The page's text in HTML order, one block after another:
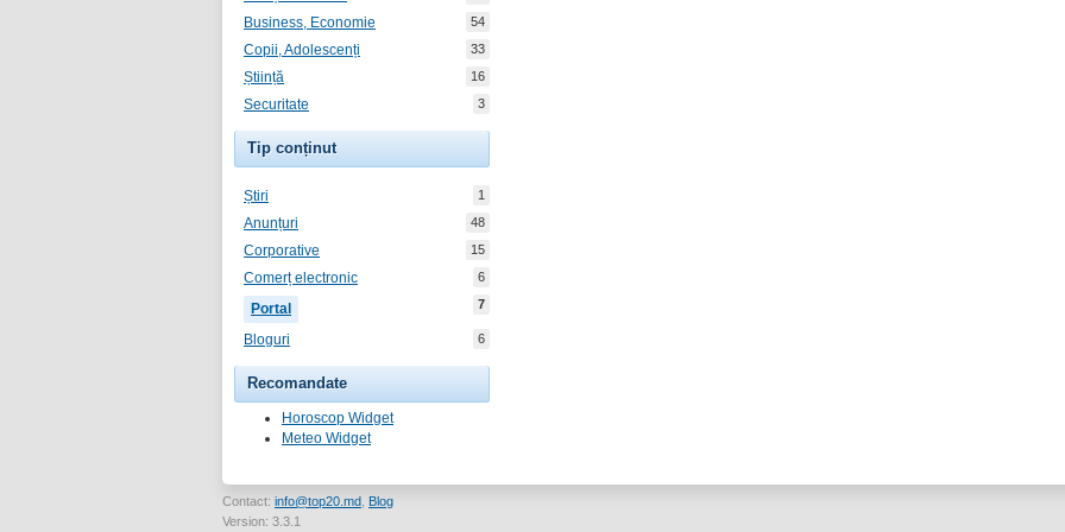
Business, Economie 54
Copii, Adolescenți 33
Știință 16
Securitate 3
Tip conținut
Știri 1
Anunțuri 48
Corporative 15
Comerț electronic 6
Portal 7
Bloguri 6
Recomandate
Horoscop Widget
Meteo Widget
Contact: info@top20.md Blog
Version: 3.3.1